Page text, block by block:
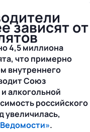
зависят от
4,5 миллиона
что примерно
внутреннего
Союз
алкогольной
российского
увеличилась,
.